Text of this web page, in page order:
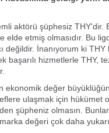
aktörü şüphesiz THY'dir.
elde etmiş olmasıdır. Bu
değildir. İnanıyorum ki
başarılı hizmetlerle THY,
ekonomik değer
ulaşmak için hükümet
şüpheniz olmasın.
değeri çok daha